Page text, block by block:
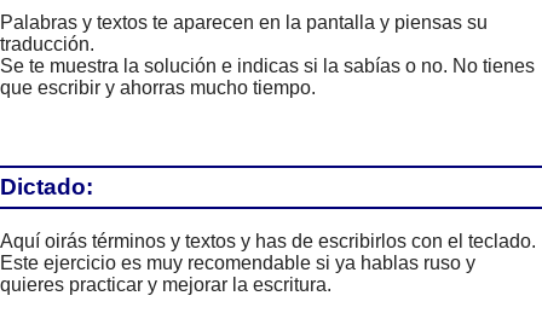
Palabras y textos te aparecen en la pantalla y piensas su
traducción.
Se te muestra la solución e indicas si la sabías o no. No tienes
que escribir y ahorras mucho tiempo.
Dictado:
Aquí oirás términos y textos y has de escribirlos con el teclado.
Este ejercicio es muy recomendable si ya hablas ruso y
quieres practicar y mejorar la escritura.